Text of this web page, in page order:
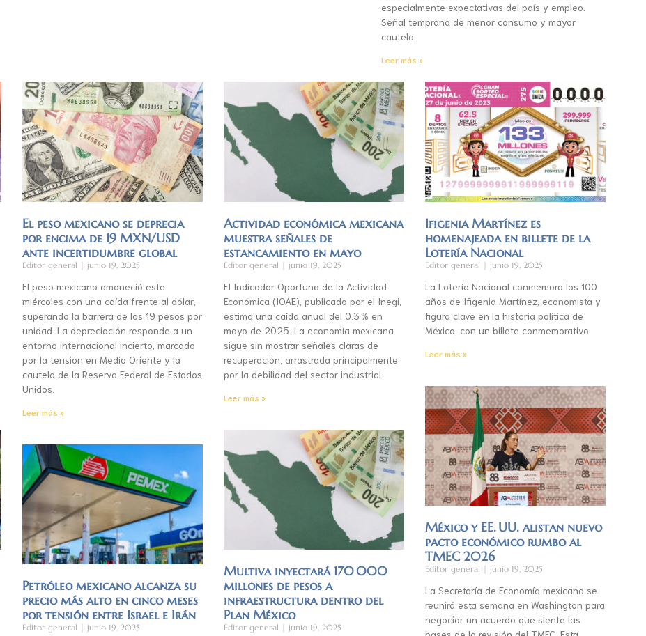
especialmente expectativas del país y empleo.
Señal temprana de menor consumo y mayor
cautela.
Leer más »
El peso mexicano se deprecia
por encima de 19 MXN/USD
ante incertidumbre global
Editor general junio 19, 2025
El peso mexicano amaneció este
miércoles con una caída frente al dólar,
superando la barrera de los 19 pesos por
unidad. La depreciación responde a un
entorno internacional incierto, marcado
por la tensión en Medio Oriente y la
cautela de la Reserva Federal de Estados
Unidos.
Leer más »
Actividad económica mexicana
muestra señales de
estancamiento en mayo
Editor general junio 19, 2025
El Indicador Oportuno de la Actividad
Económica (IOAE), publicado por el Inegi,
estima una caída anual del 0.3 % en
mayo de 2025. La economía mexicana
sigue sin mostrar señales claras de
recuperación, arrastrada principalmente
por la debilidad del sector industrial.
Leer más »
Ifigenia Martínez es
homenajeada en billete de la
Lotería Nacional
Editor general junio 19, 2025
La Lotería Nacional conmemora los 100
años de Ifigenia Martínez, economista y
figura clave en la historia política de
México, con un billete conmemorativo.
Leer más »
Petróleo mexicano alcanza su
precio más alto en cinco meses
por tensión entre Israel e Irán
Editor general junio 19, 2025
Multiva inyectará 170 000
millones de pesos a
infraestructura dentro del
Plan México
Editor general junio 19, 2025
México y EE. UU. alistan nuevo
pacto económico rumbo al
TMEC 2026
Editor general junio 19, 2025
La Secretaría de Economía mexicana se
reunirá esta semana en Washington para
negociar un acuerdo que siente las